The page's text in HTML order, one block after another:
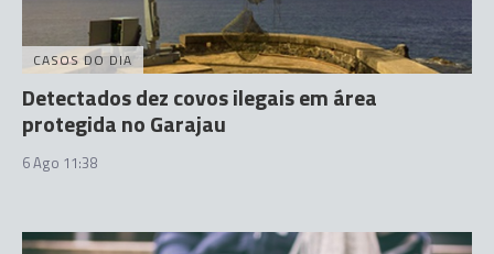
CASOS DO DIA
Detectados dez covos ilegais em área
protegida no Garajau
6 Ago 11:38